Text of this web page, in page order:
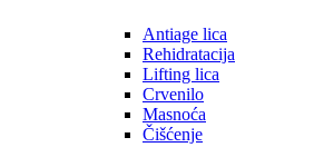
Antiage lica
Rehidratacija
Lifting lica
Crvenilo
Masnoća
Čišćenje